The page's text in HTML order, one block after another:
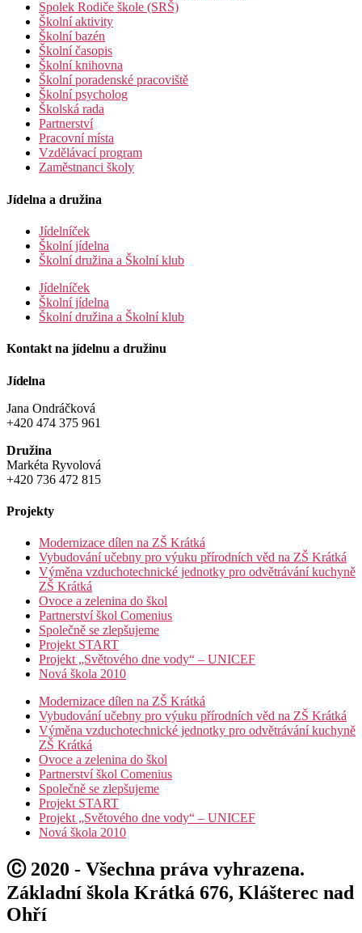
Spolek Rodiče škole (SRŠ)
Školní aktivity
Školní bazén
Školní časopis
Školní knihovna
Školní poradenské pracoviště
Školní psycholog
Školská rada
Partnerství
Pracovní místa
Vzdělávací program
Zaměstnanci školy
Jídelna a družina
Jídelníček
Školní jídelna
Školní družina a Školní klub
Jídelníček
Školní jídelna
Školní družina a Školní klub
Kontakt na jídelnu a družinu
Jídelna
Jana Ondráčková
+420 474 375 961
Družina
Markéta Ryvolová
+420 736 472 815
Projekty
Modernizace dílen na ZŠ Krátká
Vybudování učebny pro výuku přírodních věd na ZŠ Krátká
Výměna vzduchotechnické jednotky pro odvětrávání kuchyně
ZŠ Krátká
Ovoce a zelenina do škol
Partnerství škol Comenius
Společně se zlepšujeme
Projekt START
Projekt „Světového dne vody“ – UNICEF
Nová škola 2010
Modernizace dílen na ZŠ Krátká
Vybudování učebny pro výuku přírodních věd na ZŠ Krátká
Výměna vzduchotechnické jednotky pro odvětrávání kuchyně
ZŠ Krátká
Ovoce a zelenina do škol
Partnerství škol Comenius
Společně se zlepšujeme
Projekt START
Projekt „Světového dne vody“ – UNICEF
Nová škola 2010
Ⓒ 2020 - Všechna práva vyhrazena.
Základní škola Krátká 676, Klášterec nad
Ohří